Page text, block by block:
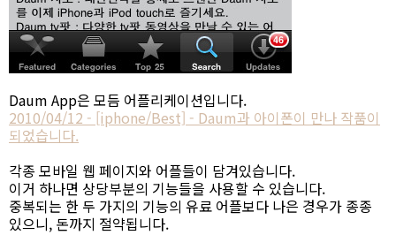
Daum App은 모듬 어플리케이션입니다.
2010/04/12 - [iphone/Best] - Daum과 아이폰이 만나 작품이
되었습니다.
각종 모바일 웹 페이지와 어플들이 담겨있습니다.
이거 하나면 상당부분의 기능들을 사용할 수 있습니다.
중복되는 한 두 가지의 기능의 유료 어플보다 나은 경우가 종종
있으니, 돈까지 절약됩니다.